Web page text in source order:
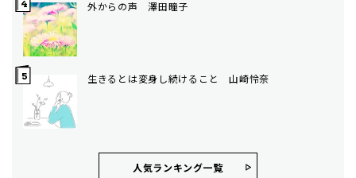
外からの声 澤田瞳子
生きるとは変身し続けること 山崎怜奈
人気ランキング⼀覧